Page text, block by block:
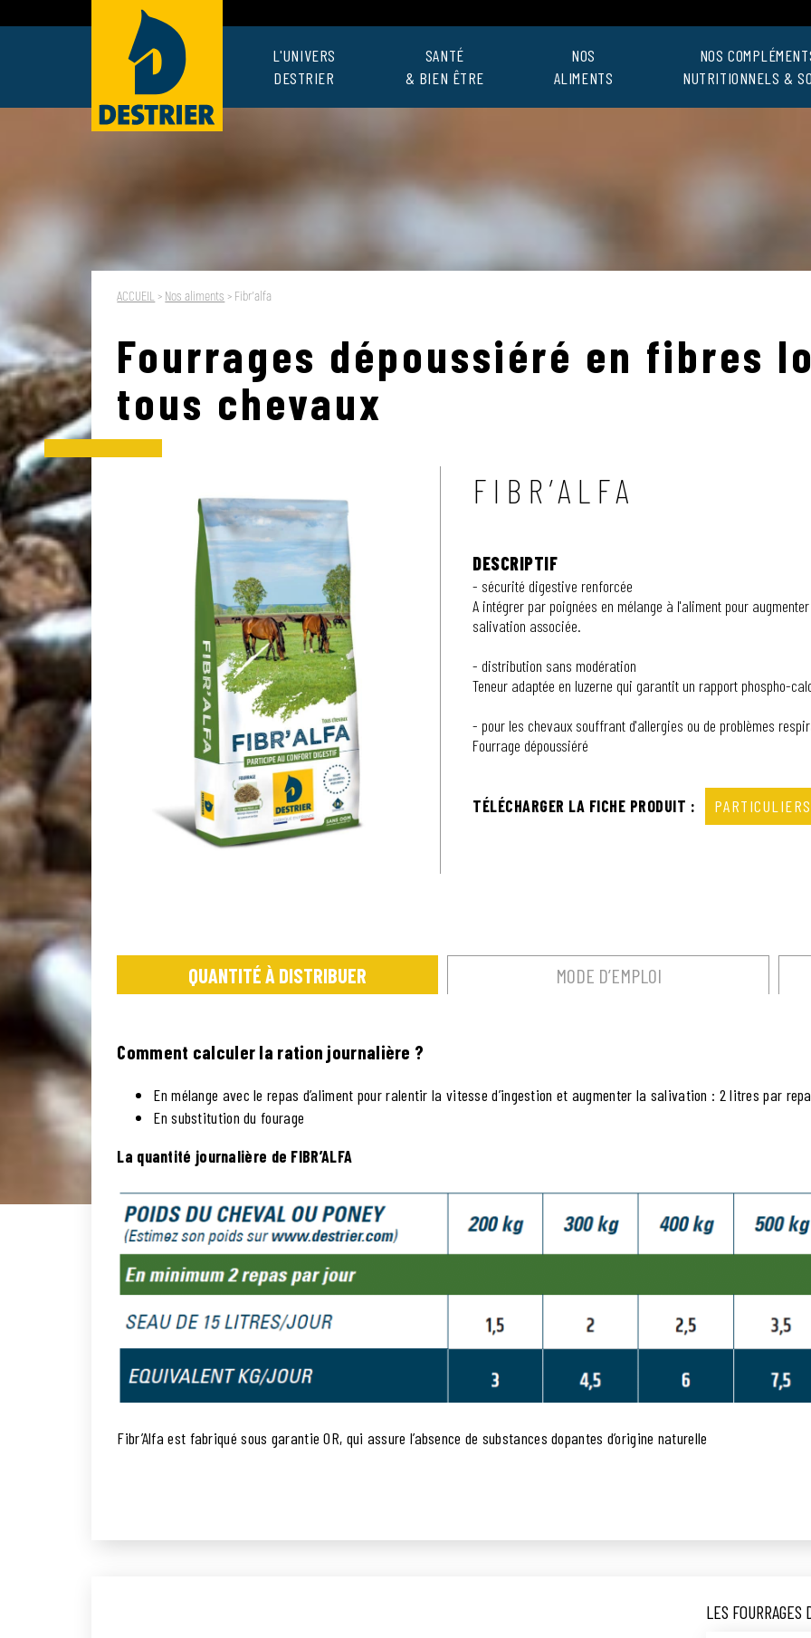
L'UNIVERS
DESTRIER
SANTÉ
& BIEN ÊTRE
NOS
ALIMENTS
NOS
NUTRITIONNELS &
ACCUEIL > Nos aliments > Fibr’alfa
Fourrages dépoussiéré en fibres
tous chevaux
FIBR’ALFA
DESCRIPTIF
- sécurité digestive renforcée
A intégrer par poignées en mélange à l'aliment pour
salivation associée.
- distribution sans modération
Teneur adaptée en luzerne qui garantit un rapport phospho-
- pour les chevaux souffrant d'allergies ou de problèmes
Fourrage dépoussiéré
TÉLÉCHARGER LA FICHE PRODUIT : PARTICULIERS
QUANTITÉ À DISTRIBUER MODE D’EMPLOI
Comment calculer la ration journalière ?
En mélange avec le repas d’aliment pour ralentir la vitesse d’ingestion et augmenter la salivation : 2 litres par
En substitution du fourage
La quantité journalière de FIBR’ALFA
Fibr’Alfa est fabriqué sous garantie OR, qui assure l’absence de substances dopantes d’origine naturelle
LES FOURRAGES